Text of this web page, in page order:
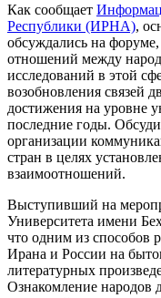
Как сообщает
Республики (ИРНА),
обсуждались на
отношений между
исследований в этой
возобновления связей
достижения на уровне
последние годы.
организации
стран в целях
взаимоотношений.
Выступивший на
Университета имени
что одним из способов
Ирана и России на
литературных
Ознакомление народов